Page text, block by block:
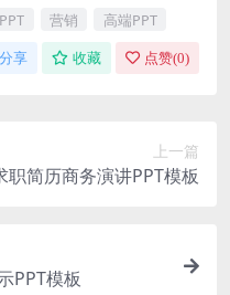
营销 高端PPT
分享 收藏 点赞(0)
上一篇
简历商务演讲PPT模板
PPT模板